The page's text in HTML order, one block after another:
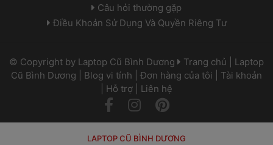
Câu hỏi thường gặp
Điều Khoản Sử Dụng Và Quyền Riêng Tư
© Copyright by Laptop Cũ Bình Dương Trang chủ
Laptop
Cũ Bình Dương
Blog vi tính Đơn hàng của tôi
Tài khoản
Hỗ trợ
Liên hệ
LAPTOP CŨ BÌNH DƯƠNG